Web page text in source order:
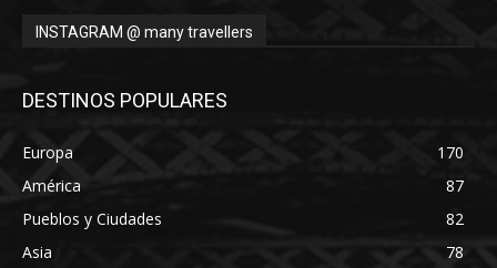
INSTAGRAM @ many travellers
DESTINOS POPULARES
Europa
170
América
87
Pueblos y Ciudades
82
Asia
78